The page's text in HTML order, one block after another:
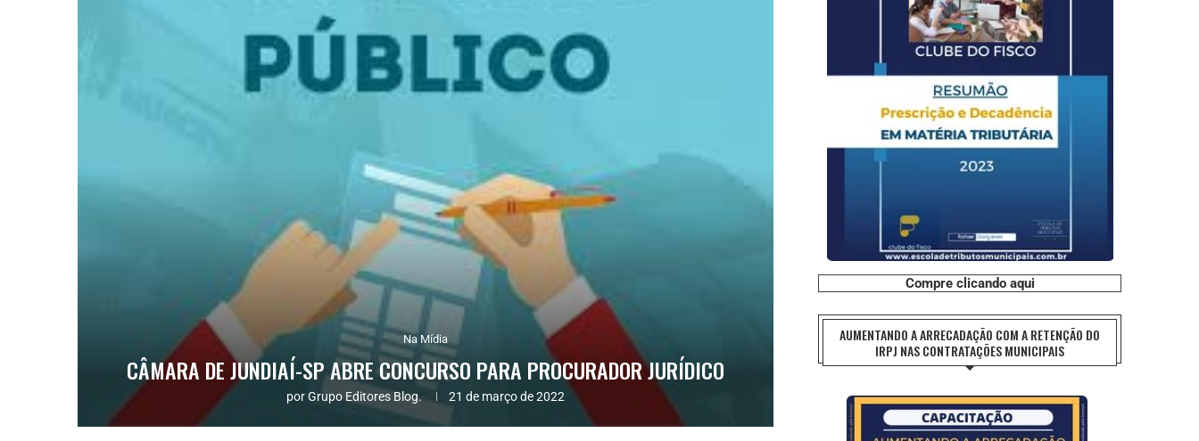
Na Mídia
CÂMARA DE JUNDIAÍ-SP ABRE CONCURSO PARA PROCURADOR JURÍDICO
porGrupo Editores Blog. 21 de março de 2022
Compre clicando aqui
AUMENTANDO A ARRECADAÇÃO COM A RETENÇÃO DO
IRPJ NAS CONTRATAÇÕES MUNICIPAIS